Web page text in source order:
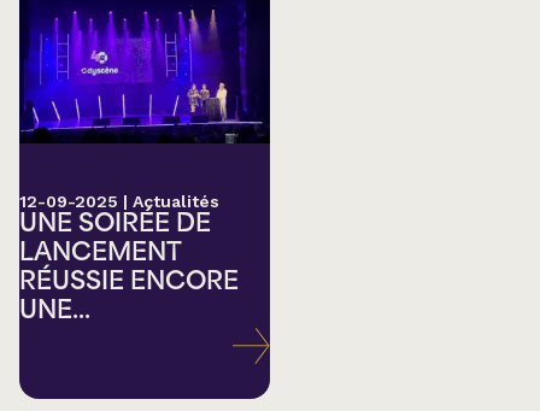
12-09-2025 | Actualités
UNE SOIRÉE DE
LANCEMENT
RÉUSSIE ENCORE
UNE...